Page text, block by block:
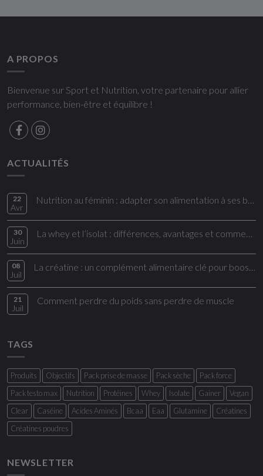
A PROPOS
Bienvenue sur Sport et Nutrition, votre partenaire pour allier
performance, bien-être et équilibre !
ACTUALITÉS
22
Avr
Nutrition au féminin : adapter son alimentation à ses besoins
30
Juin
La whey et l’isolat : différences, avantages et comment bien les choisir
08
Juil
La créatine : un complément alimentaire clé pour booster vos performances
21
Juil
Comment perdre du poids sans perdre de muscle
TAGS
Produits Objectifs Pack prise de masse Pack sèche
Pack force
Pack testo max
Nutrition Protéines Whey Isolate Gainer
Vegan
Clear
Caséine Acides Aminés Bcaa Eaa Glutamine
Créatines
Créatines poudres
NEWSLETTER